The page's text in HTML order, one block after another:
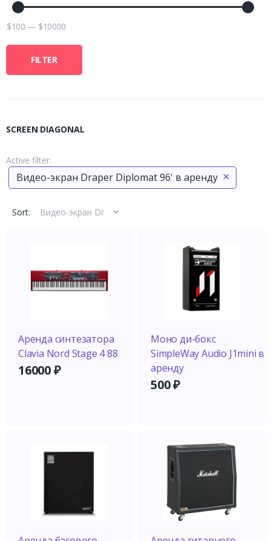
$100 — $10000
FILTER
SCREEN DIAGONAL
Sort:
Active filter:
Видео-экран Draper Diplomat 96' в аренду ×
Аренда синтезатора
Clavia Nord Stage 4 88
16000₽
Моно ди-бокс
SimpleWay Audio J1mini в
аренду
500₽